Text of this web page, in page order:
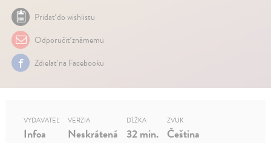
Pridať do wishlistu
Odporučiť známemu
Zdielať na Facebooku
VYDAVATEĽ
Infoa
VERZIA
Neskrátená
DĹŽKA
32 min.
ZVUK
Čeština